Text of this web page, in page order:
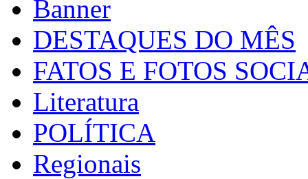
Banner
DESTAQUES DO MÊS
FATOS E FOTOS
Literatura
POLÍTICA
Regionais